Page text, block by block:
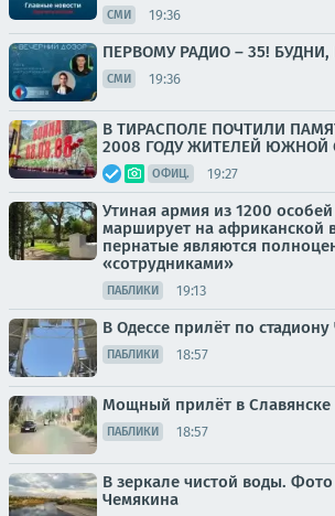
СМИ 19:36
ПЕРВОМУ РАДИО – 35!
СМИ 19:36
В ТИРАСПОЛЕ ПОЧТИЛИ
2008 ГОДУ ЖИТЕЛЕЙ ЮЖНОЙ
ОФИЦ. 19:27
Утиная армия из 1200
марширует на африканской
пернатые являются
«сотрудниками»
ПАБЛИКИ 19:13
В Одессе прилёт по
ПАБЛИКИ 18:57
Мощный прилёт в Славянске
ПАБЛИКИ 18:57
В зеркале чистой воды.
Чемякина